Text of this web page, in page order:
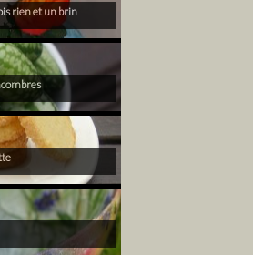
rien et un brin